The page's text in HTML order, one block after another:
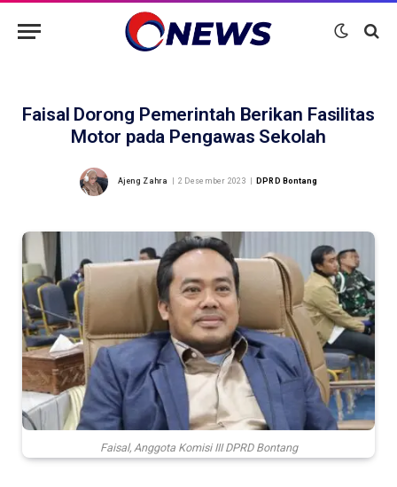
Faisal Dorong Pemerintah Berikan Fasilitas
Motor pada Pengawas Sekolah
Ajeng Zahra 2 Desember 2023 DPRD Bontang
Faisal, Anggota Komisi III DPRD Bontang